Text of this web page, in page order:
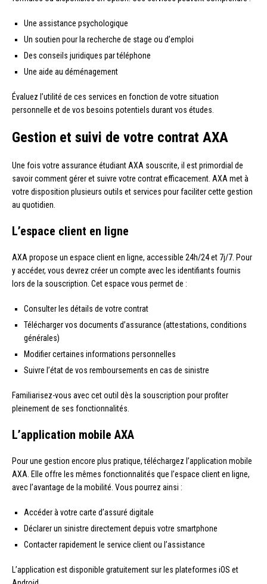
Une assistance psychologique
Un soutien pour la recherche de stage ou d’emploi
Des conseils juridiques par téléphone
Une aide au déménagement
Évaluez l’utilité de ces services en fonction de votre situation
personnelle et de vos besoins potentiels durant vos études.
Gestion et suivi de votre contrat AXA
Une fois votre assurance étudiant AXA souscrite, il est primordial de
savoir comment gérer et suivre votre contrat efficacement. AXA met à
votre disposition plusieurs outils et services pour faciliter cette gestion
au quotidien.
L’espace client en ligne
AXA propose un espace client en ligne, accessible 24h/24 et 7j/7. Pour
y accéder, vous devrez créer un compte avec les identifiants fournis
lors de la souscription. Cet espace vous permet de :
Consulter les détails de votre contrat
Télécharger vos documents d’assurance (attestations, conditions
générales)
Modifier certaines informations personnelles
Suivre l’état de vos remboursements en cas de sinistre
Familiarisez-vous avec cet outil dès la souscription pour profiter
pleinement de ses fonctionnalités.
L’application mobile AXA
Pour une gestion encore plus pratique, téléchargez l’application mobile
AXA. Elle offre les mêmes fonctionnalités que l’espace client en ligne,
avec l’avantage de la mobilité. Vous pourrez ainsi :
Accéder à votre carte d’assuré digitale
Déclarer un sinistre directement depuis votre smartphone
Contacter rapidement le service client ou l’assistance
L’application est disponible gratuitement sur les plateformes iOS et